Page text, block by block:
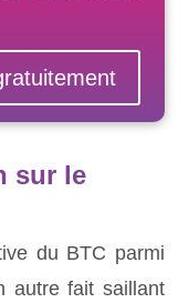
sur le
du BTC parmi
autre fait saillant